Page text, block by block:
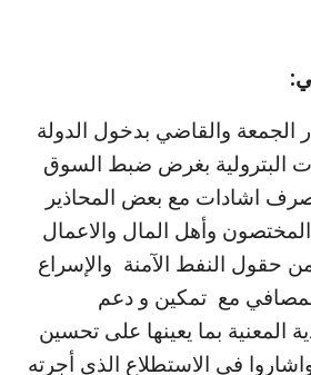
الجمعة والقاضي بدخول الدولة
البترولية بغرض ضبط السوق
اشادات مع بعض المحاذير
وأهل المال والاعمال
من حقول النفط الآمنة والإسراع
مع تمكين و دعم
المعنية بما يعينها على تحسين
في الاستطلاع الذي أجرته